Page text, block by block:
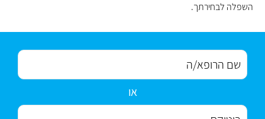
השפלה לבחירתך.
או